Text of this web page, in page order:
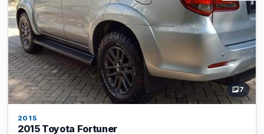
7
2015
2015 Toyota Fortuner